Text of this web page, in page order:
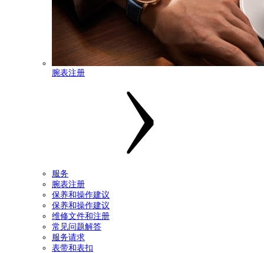
腕表注册
服务
腕表注册
保养和操作建议
保养和操作建议
维修文件和注册
常见问题解答
服务请求
表带和表扣